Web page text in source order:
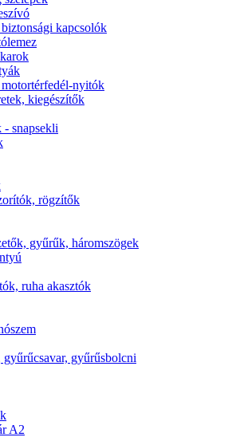
kapcsolók
nyitók
kiegészítők
- snapsekli
rögzítők
gyűrűk, háromszögek
ruha akasztók
gyűrűsbolcni
A2